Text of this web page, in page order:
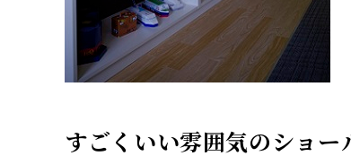
すごくいい雰囲気のショー